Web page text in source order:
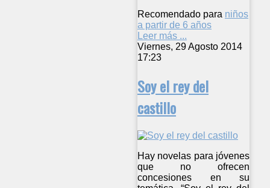
Recomendado para niños
a partir de 6 años
Leer más ...
Viernes, 29 Agosto 2014
17:23
Soy el rey del
castillo
Hay novelas para jóvenes
que no ofrecen
concesiones en su